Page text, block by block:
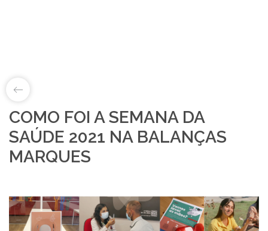
LAB&ID
PRODUTOS
SOBRE NÓS
COMO FOI A SEMANA DA
SAÚDE 2021 NA BALANÇAS
MARQUES